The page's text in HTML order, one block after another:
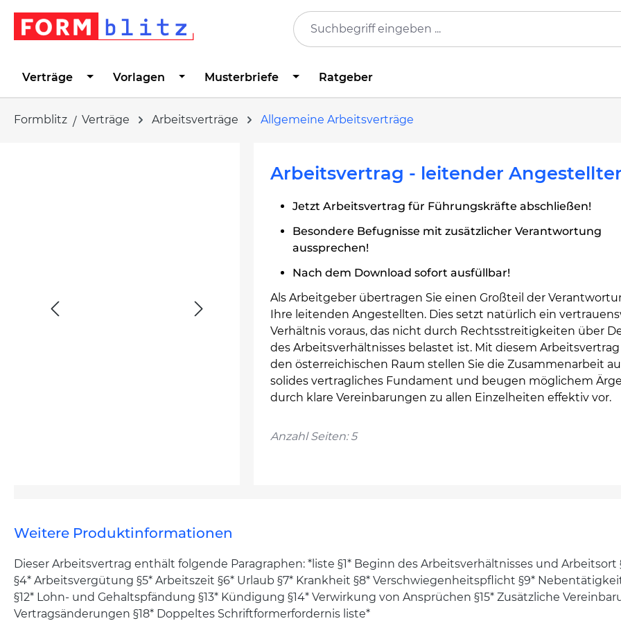
Zur Hauptnavigation springen
Verträge Vorlagen Musterbriefe Ratgeber
Formblitz Verträge Arbeitsverträge Allgemeine Arbeitsverträge
Arbeitsvertrag - leitender Angestellter
Jetzt Arbeitsvertrag für Führungskräfte abschließen!
Besondere Befugnisse mit zusätzlicher Verantwortung
aussprechen!
Nach dem Download sofort ausfüllbar!
Als Arbeitgeber übertragen Sie einen Großteil der
Ihre leitenden Angestellten. Dies setzt natürlich ein
Verhältnis voraus, das nicht durch Rechtsstreitigkeiten über
des Arbeitsverhältnisses belastet ist. Mit diesem
den österreichischen Raum stellen Sie die Zusammenarbeit
solides vertragliches Fundament und beugen möglichem
durch klare Vereinbarungen zu allen Einzelheiten effektiv vor.
Anzahl Seiten: 5
Weitere Produktinformationen
Dieser Arbeitsvertrag enthält folgende Paragraphen: *liste §1* Beginn des Arbeitsverhältnisses und
§4* Arbeitsvergütung §5* Arbeitszeit §6* Urlaub §7* Krankheit §8* Verschwiegenheitspflicht §9*
§12* Lohn- und Gehaltspfändung §13* Kündigung §14* Verwirkung von Ansprüchen §15* Zusätzliche
Vertragsänderungen §18* Doppeltes Schriftformerfordernis liste*